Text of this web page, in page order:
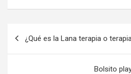
¿Qué es la Lana terapia o
Bolsito